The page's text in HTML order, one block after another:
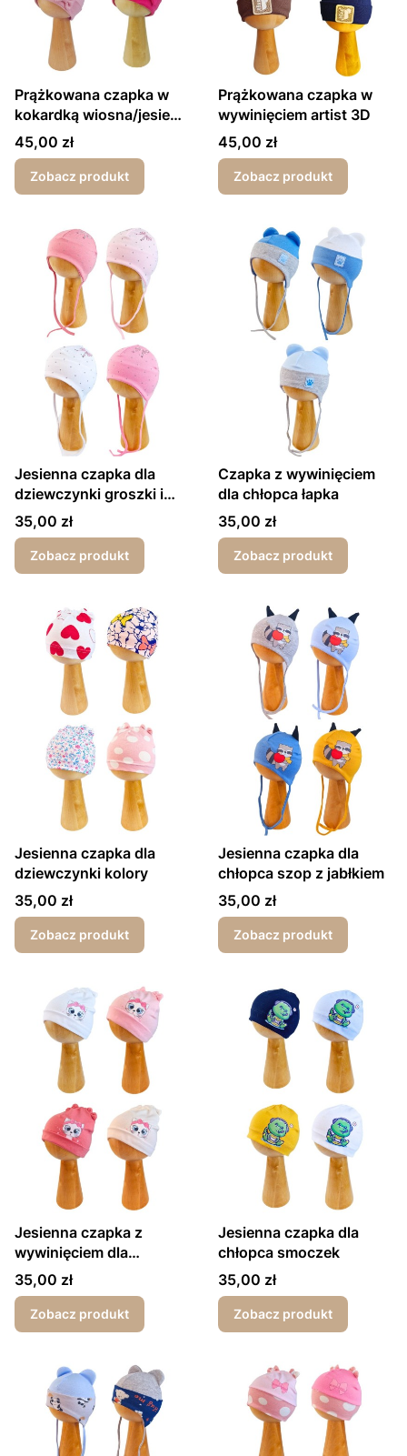
Prążkowana czapka w
kokardką wiosna/jesień
dla dziewczynki
Cena
45,00 zł
Zobacz produkt
Prążkowana czapka w
wywinięciem artist 3D
Cena
45,00 zł
Zobacz produkt
Jesienna czapka dla
dziewczynki groszki i
kokardki
Cena
35,00 zł
Zobacz produkt
Czapka z wywinięciem
dla chłopca łapka
Cena
35,00 zł
Zobacz produkt
Jesienna czapka dla
dziewczynki kolory
Cena
35,00 zł
Zobacz produkt
Jesienna czapka dla
chłopca szop z jabłkiem
Cena
35,00 zł
Zobacz produkt
Jesienna czapka z
wywinięciem dla
dziewczynki kotek
Cena
35,00 zł
Zobacz produkt
Jesienna czapka dla
chłopca smoczek
Cena
35,00 zł
Zobacz produkt